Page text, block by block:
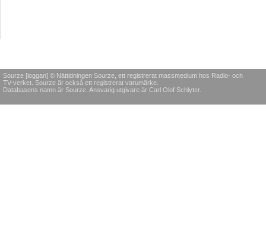
Sourze [loggan] © Nättidningen Sourze, ett registrerat massmedium hos Radio- och
TV-verket. Sourze är också ett registrerat varumärke.
Databasens namn är Sourze. Ansvarig utgivare är Carl Olof Schlyter.